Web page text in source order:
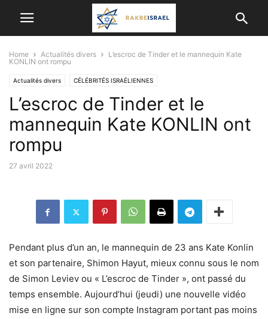
Home Actualités divers
L’escroc de Tinder et le mannequin Kate
KONLIN ont rompu
Actualités divers CÉLÉBRITÉS ISRAÉLIENNES
L’escroc de Tinder et le
mannequin Kate KONLIN ont
rompu
27 avril 2022
Pendant plus d’un an, le mannequin de 23 ans Kate Konlin
et son partenaire, Shimon Hayut, mieux connu sous le nom
de Simon Leviev ou « L’escroc de Tinder », ont passé du
temps ensemble. Aujourd’hui (jeudi) une nouvelle vidéo
mise en ligne sur son compte Instagram portant pas moins